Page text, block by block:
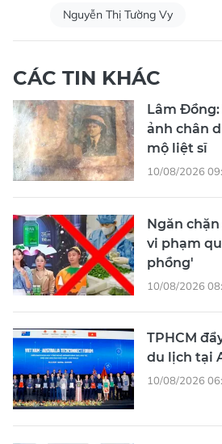
Nguyễn Thị Tường Vy
CÁC TIN KHÁC
Lâm
ảnh chân
mộ liệt sĩ
10/08/2026
Ngăn
vi phạm
phồng'
10/08/2026
TPHCM
du lịch tại
10/08/2026